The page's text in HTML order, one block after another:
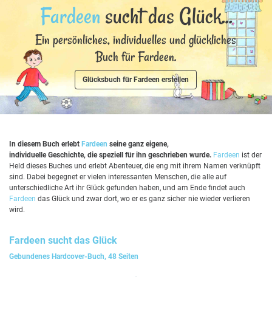
Fardeen sucht das Glück...
Ein persönliches, individuelles und glückliches
Buch für Fardeen.
Glücksbuch für Fardeen erstellen
In diesem Buch erlebt Fardeen seine ganz eigene,
individuelle Geschichte, die speziell für ihn geschrieben wurde. Fardeen ist der
Held dieses Buches und erlebt Abenteuer, die eng mit ihrem Namen verknüpft
sind. Dabei begegnet er vielen interessanten Menschen, die alle auf
unterschiedliche Art ihr Glück gefunden haben, und am Ende findet auch
Fardeen das Glück und zwar dort, wo er es ganz sicher nie wieder verlieren
wird.
Fardeen sucht das Glück
Gebundenes Hardcover-Buch, 48 Seiten